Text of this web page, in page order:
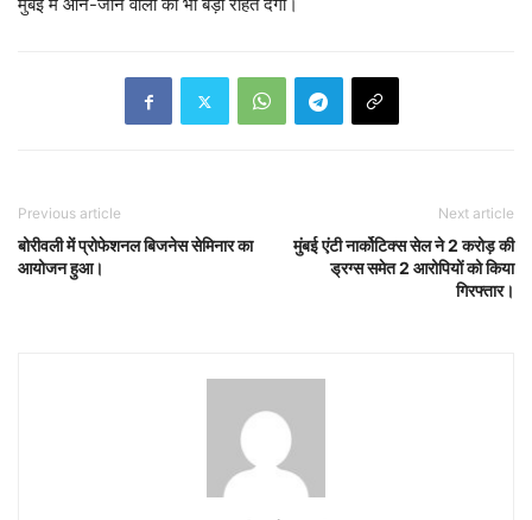
मुंबई में आने-जाने वालों को भी बड़ी राहत देगा।
Previous article
बोरीवली में प्रोफेशनल बिजनेस सेमिनार का
आयोजन हुआ।
Next article
मुंबई एंटी नार्कोटिक्स सेल ने 2 करोड़ की
ड्रग्स समेत 2 आरोपियों को किया
गिरफ्तार।